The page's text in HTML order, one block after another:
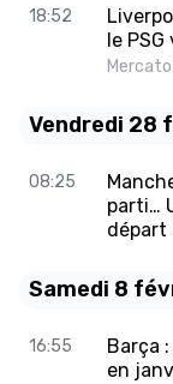
18:52
le
Mercato
Vendredi 28
08:25
parti…
départ
Samedi 8
16:55
Barça
en